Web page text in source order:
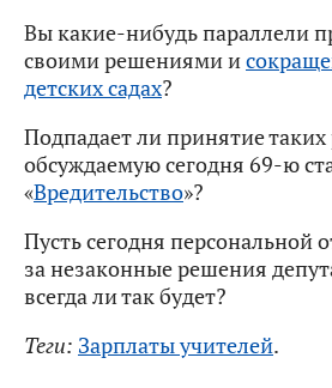
Вы какие-нибудь параллели
своими решениями и
детских садах?
Подпадает ли принятие
обсуждаемую сегодня 69-ю
«Вредительство»?
Пусть сегодня персональной
за незаконные решения
всегда ли так будет?
Теги: Зарплаты учителей.